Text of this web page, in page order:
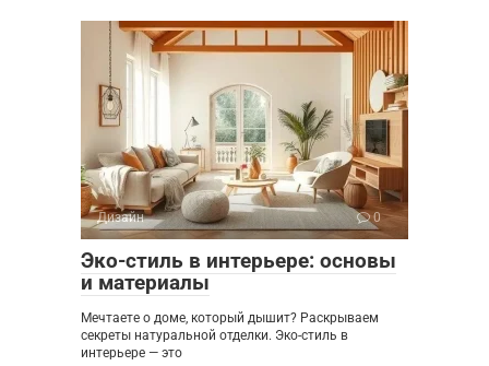
Дизайн 0
Эко-стиль в интерьере: основы
и материалы
Мечтаете о доме, который дышит? Раскрываем
секреты натуральной отделки. Эко-стиль в
интерьере — это